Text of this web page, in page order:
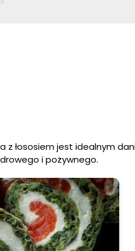
z łososiem jest idealnym
i pożywnego.